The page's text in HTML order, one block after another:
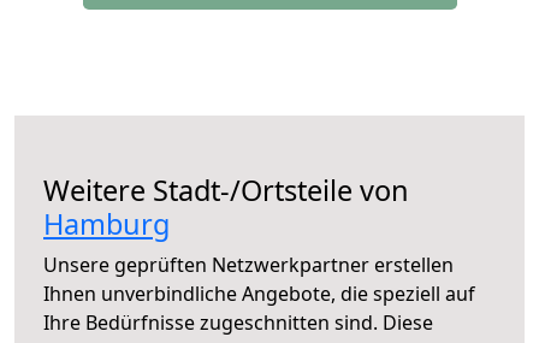
Weitere Stadt-/Ortsteile von
Hamburg
Unsere geprüften Netzwerkpartner erstellen
Ihnen unverbindliche Angebote, die speziell auf
Ihre Bedürfnisse zugeschnitten sind. Diese